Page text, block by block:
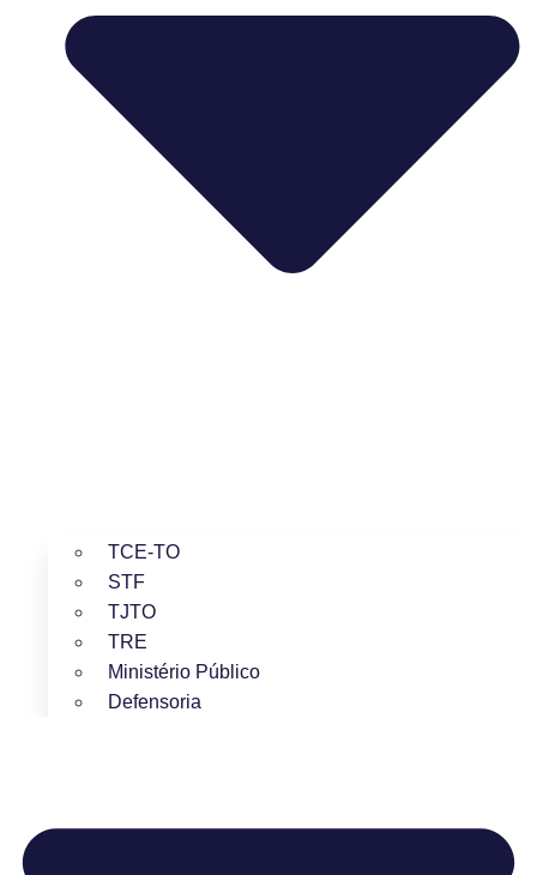
TCE-TO
STF
TJTO
TRE
Ministério Público
Defensoria